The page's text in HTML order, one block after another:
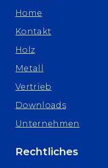
Home
Kontakt
Holz
Metall
Vertrieb
Downloads
Unternehmen
Rechtliches